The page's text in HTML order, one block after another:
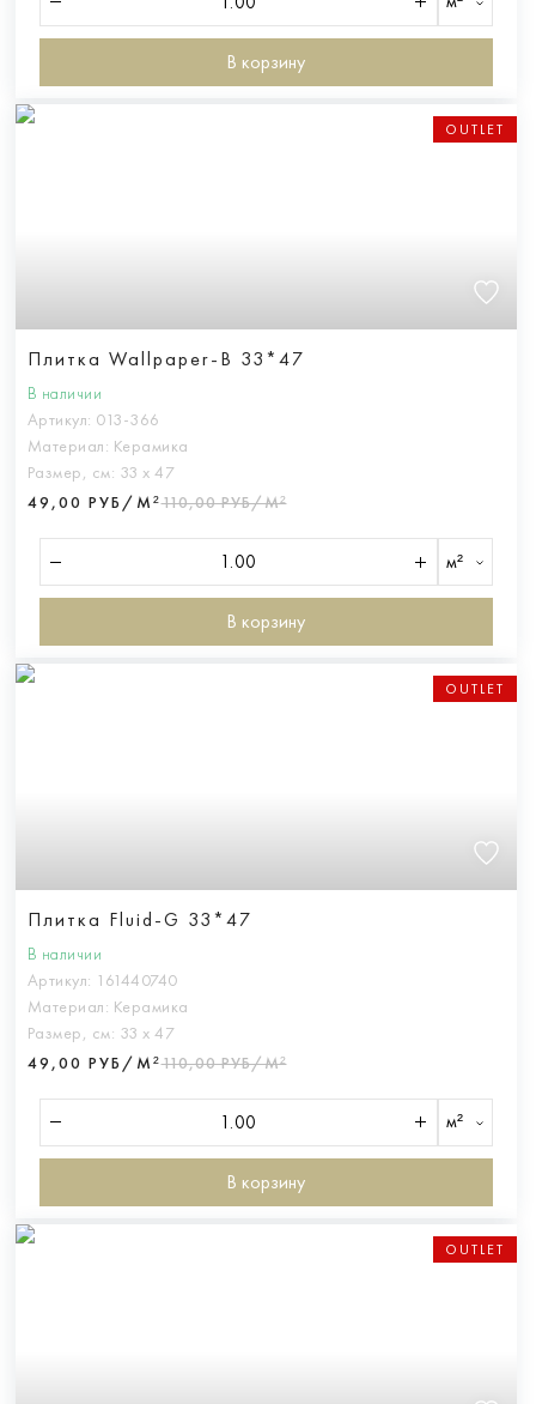
В корзину
OUTLET
Плитка Wallpaper-B 33*47
В наличии
Артикул: 013-366
Материал: Керамика
Размер, см: 33 х 47
49,00 РУБ/М²110,00 РУБ/М²
м²
В корзину
OUTLET
Плитка Fluid-G 33*47
В наличии
Артикул: 161440740
Материал: Керамика
Размер, см: 33 х 47
49,00 РУБ/М²110,00 РУБ/М²
м²
В корзину
OUTLET